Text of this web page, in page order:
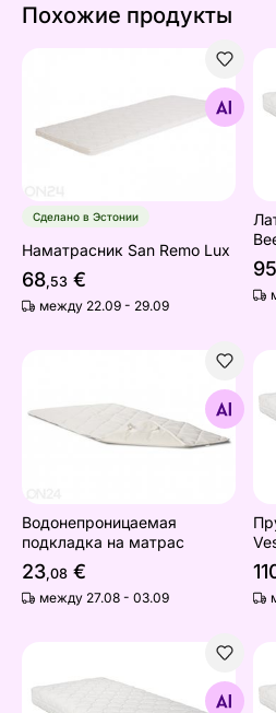
Похожие продукты
Найдите похожие
Сделано в Эстонии
Наматрасник San Remo Lux
68,53 €
между 22.09 - 29.09
95
Водонепроницаемая
Найдите похожие
Водонепроницаемая
подкладка на матрас
23,08 €
между 27.08 - 03.09
Hypnos матрас 70x155x8 cm
Найдите похожие